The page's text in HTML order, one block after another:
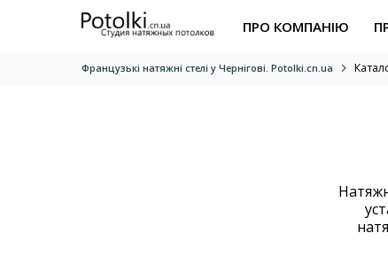
ПРО КОМПАНІЮ
Французькі натяжні стелі у Чернігові. Potolki.cn.ua